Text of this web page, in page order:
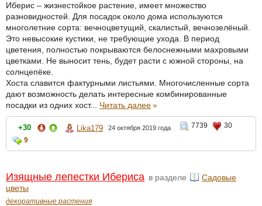
Иберис – жизнестойкое растение, имеет множество
разновидностей. Для посадок около дома используются
многолетние сорта: вечноцветущий, скалистый, вечнозелёный.
Это невысокие кустики, не требующие ухода. В период
цветения, полностью покрываются белоснежными махровыми
цветками. Не выносит тень, будет расти с южной стороны, на
солнцепёке.
Хоста славится фактурными листьями. Многочисленные сорта
дают возможность делать интересные комбинированные
посадки из одних хост... Читать далее»
+30 Lika179 24 октября 2019 года 7739
30
9
Изящные лепестки Ибериса в разделе
Садовые
цветы
декоративные растения